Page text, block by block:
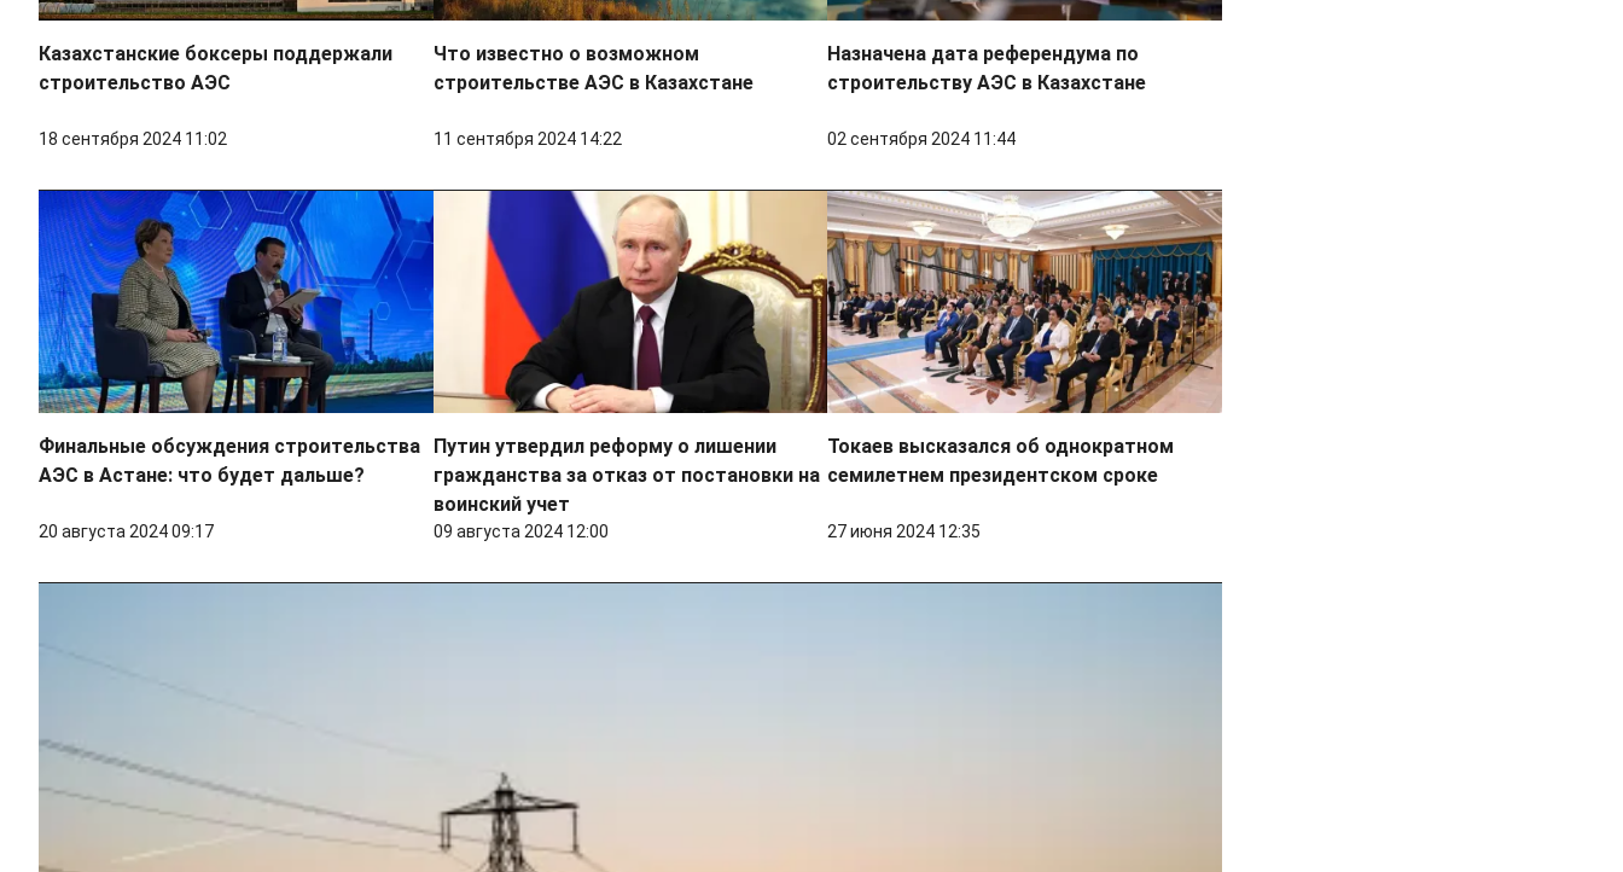
Казахстанские боксеры поддержали
строительство АЭС
18 сентября 2024 11:02
Что известно о возможном
строительстве АЭС в Казахстане
11 сентября 2024 14:22
Назначена дата референдума по
строительству АЭС в Казахстане
02 сентября 2024 11:44
Финальные обсуждения строительства
АЭС в Астане: что будет дальше?
20 августа 2024 09:17
Путин утвердил реформу о лишении
гражданства за отказ от постановки на
воинский учет
09 августа 2024 12:00
Токаев высказался об однократном
семилетнем президентском сроке
27 июня 2024 12:35